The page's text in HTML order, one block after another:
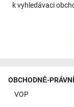
kvyhledávaci
OBCHODNĚ-
VOP